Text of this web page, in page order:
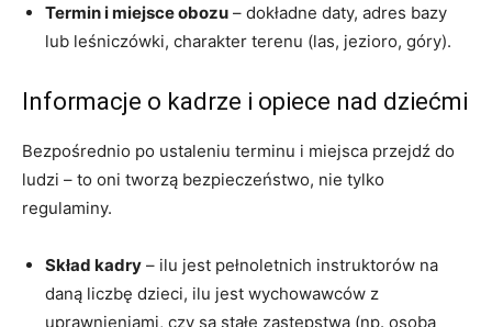
Termin i miejsce obozu – dokładne daty, adres bazy
lub leśniczówki, charakter terenu (las, jezioro, góry).
Informacje o kadrze i opiece nad dziećmi
Bezpośrednio po ustaleniu terminu i miejsca przejdź do
ludzi – to oni tworzą bezpieczeństwo, nie tylko
regulaminy.
Skład kadry – ilu jest pełnoletnich instruktorów na
daną liczbę dzieci, ilu jest wychowawców z
uprawnieniami, czy są stałe zastępstwa (np. osoba